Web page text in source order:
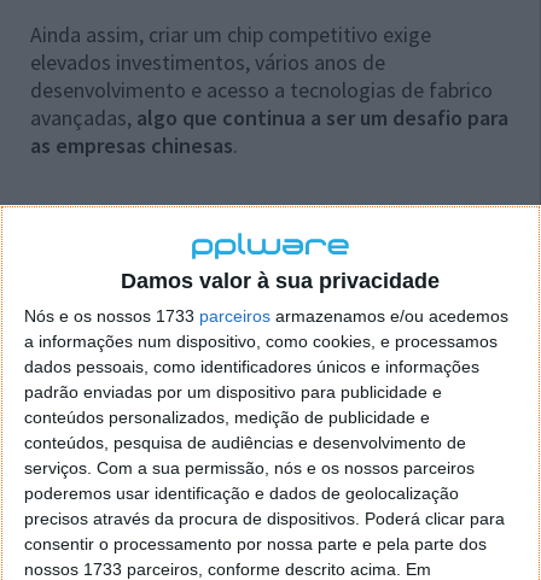
Damos valor à sua privacidade
Nós e os nossos 1733 parceiros armazenamos e/ou acedemos
a informações num dispositivo, como cookies, e processamos
dados pessoais, como identificadores únicos e informações
padrão enviadas por um dispositivo para publicidade e
conteúdos personalizados, medição de publicidade e
conteúdos, pesquisa de audiências e desenvolvimento de
serviços. Com a sua permissão, nós e os nossos parceiros
poderemos usar identificação e dados de geolocalização
precisos através da procura de dispositivos. Poderá clicar para
consentir o processamento por nossa parte e pela parte dos
nossos 1733 parceiros, conforme descrito acima. Em
Ainda assim, criar um chip competitivo exige
elevados investimentos, vários anos de
desenvolvimento e acesso a tecnologias de fabrico
avançadas, algo que continua a ser um desafio para
as empresas chinesas.